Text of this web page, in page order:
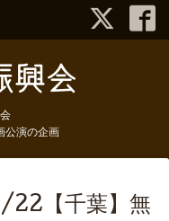
公演の企画
22【千葉】無